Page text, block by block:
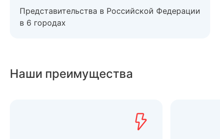
Представительства в Российской Федерации
в 6 городах
Наши преимущества